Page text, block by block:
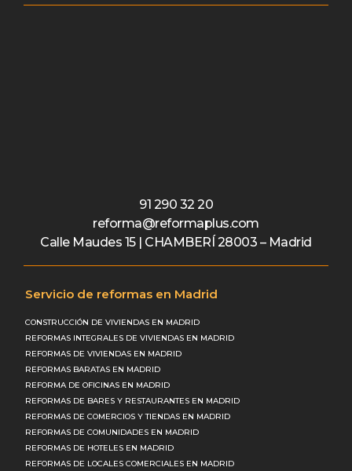
91 290 32 20
reforma@reformaplus.com
Calle Maudes 15 | CHAMBERÍ 28003 – Madrid
Servicio de reformas en Madrid
CONSTRUCCIÓN DE VIVIENDAS EN MADRID
REFORMAS INTEGRALES DE VIVIENDAS EN MADRID
REFORMAS DE VIVIENDAS EN MADRID
REFORMAS BARATAS EN MADRID
REFORMA DE OFICINAS EN MADRID
REFORMAS DE BARES Y RESTAURANTES EN MADRID
REFORMAS DE COMERCIOS Y TIENDAS EN MADRID
REFORMAS DE COMUNIDADES EN MADRID
REFORMAS DE HOTELES EN MADRID
REFORMAS DE LOCALES COMERCIALES EN MADRID